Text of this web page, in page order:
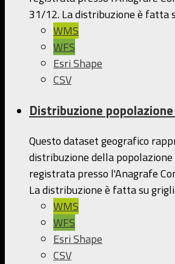
31/12. La distribuzione è fatta
WMS
WFS
Esri Shape
CSV
Distribuzione
Questo dataset geografico
distribuzione della
registrata presso l'Anagrafe
La distribuzione è fatta su
WMS
WFS
Esri Shape
CSV